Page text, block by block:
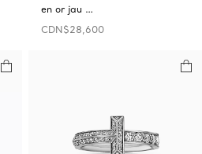
en or jau …
CDN$28,600